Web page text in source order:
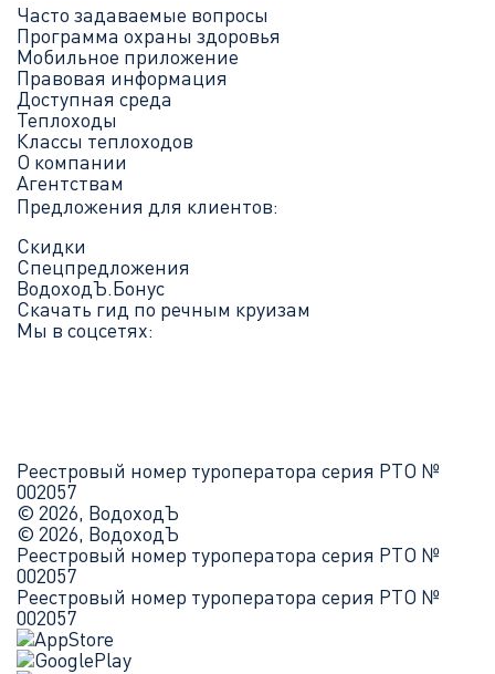
Часто задаваемые вопросы
Программа охраны здоровья
Мобильное приложение
Правовая информация
Доступная среда
Теплоходы
Классы теплоходов
О компании
Агентствам
Предложения для клиентов:
Скидки
Спецпредложения
ВодоходЪ.Бонус
Скачать гид по речным круизам
Мы в соцсетях:
Реестровый номер туроператора серия РТО №
002057
© 2026, ВодоходЪ
© 2026, ВодоходЪ
Реестровый номер туроператора серия РТО №
002057
Реестровый номер туроператора серия РТО №
002057